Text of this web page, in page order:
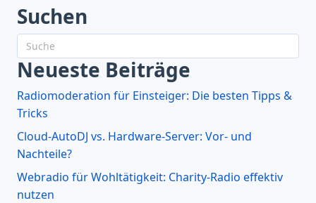
Suchen
Neueste Beiträge
Radiomoderation für Einsteiger: Die besten Tipps &
Tricks
Cloud-AutoDJ vs. Hardware-Server: Vor- und
Nachteile?
Webradio für Wohltätigkeit: Charity-Radio effektiv
nutzen